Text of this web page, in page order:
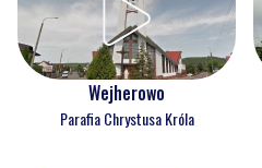
Wejherowo
Parafia Chrystusa Króla